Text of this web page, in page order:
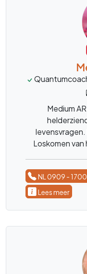
Medium
Loskomen
NL 0909 - 1700
Lees meer